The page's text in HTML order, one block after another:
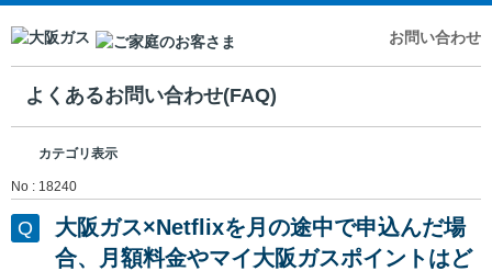
お問い合わせ
よくあるお問い合わせ(FAQ)
カテゴリ表示
No : 18240
大阪ガス×Netflixを月の途中で申込んだ場
合、月額料金やマイ大阪ガスポイントはど